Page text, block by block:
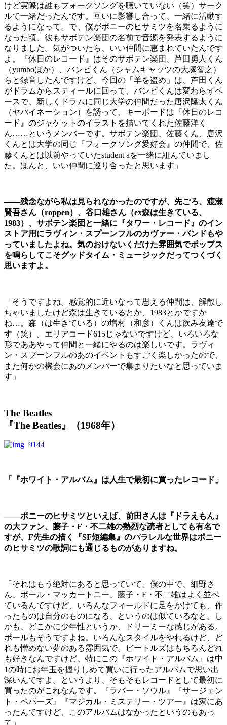
けど実際は誰もフォークソングを聴いていない（笑）サーク
ルで一緒だったんです。互いに影響し合って、一緒に活動す
るようになって。で、僕がポニーのヒサミツを名乗るように
なった頃、彼もサボテン楽団の名前で音源を発表するように
なりました。気がついたら、いい仲間に恵まれていたんです
よ。『休日のレコード』はそのサボテン楽団、芦田勇人くん
（yumboほか）、バンビくん（シャムキャッツの大塚智之）
らと録音したんですけど、今回の「羊を盗め」は、芦田くん
がドラムからスティールに回って、バンビくんは変わらずベ
ースで、新しくドラムに同じ大学の仲間だった唐沢隆太くん
（ヤバイネーション）を誘って、キーボードは『休日のレコ
ード』のジャケットのイラストを描いてくれた佐藤洋く
ん……というメンバーです。サボテン楽団、佐藤くん、唐沢
くんとは大学の同じ『フォークソング愛好会』の仲間で、佐
藤くんとは以前やっていたstudent aを一緒に組んでいまし
た。ほんと、いい仲間に巡り合ったと思います」
――残念ながら私は見られなかったのですが、先ごろ、渡瀬
賢吾さん（roppen）、谷口雄さん（ex森は生きている、
1983）、サボテン楽団と一緒に『タワー・レコード』のイン
ストア用にラヴィン・スプーンフルのカヴァー・バンドもや
っていましたよね。気のおけないくだけた雰囲気でポップス
を鳴らしてこそグッドタイム・ミュージックだってつくづく
思いますよ。
「そうですよね。感覚的に近いなって思える仲間は、解散し
ちゃいましたけど森は生きているとか、1983とかですか
ね…。森（は生きている）の増村（和彦）くんは飲み友達で
す（笑）。エリアコード615じゃないですけど、いろいろな
形でああやって仲間と一緒にやるのは楽しいです。ラヴィ
ン・スプーンフルのあのイベントもすごく楽しかったので、
また何かの機会にあのメンバーで集まりたいなと思っていま
す」
The Beatles
『The Beatles』（1968年）
「『ホワイト・アルバム』は人生で最初に買ったレコード」
――ポニーのヒサミツといえば、前田さんは『ドラえもん』
の大ファン、藤子・F・不二雄の熱烈な読者としても有名で
すが、F先生の描く『SF短編集』のパラレルな世界はポニー
のヒサミツの歌詞にも通じるものがありますね。
「それはもう絶対にあると思っていて。僕の中で、細野さ
ん、ポール・マッカートニー、藤子・F・不二雄はよく並べ
ているんですけど、いろんなフィールドに足をかけても、作
ったものは自分のものになる、というのは似ているなと。し
かも、どこかに少年性というか、ドリーミーな感じがある。
ポールもそうですよね。いろんなスタイルをやれるけど、ど
れも憎めない夢のある雰囲気で。ビートルズはもちろんどれ
も好きなんですけど、特にこの『ホワイト・アルバム』は中
1の時にお年玉を握りしめて買いに行ったアルバムで思い出
深いんですよ。というより、そもそもレコードとして最初に
買ったのがこれなんです。『ラバー・ソウル』『サージェン
ト・ペパーズ』『マジカル・ミステリー・ツアー』は家にあ
ったんですけど、このアルバムはなかったというのもあっ
て」